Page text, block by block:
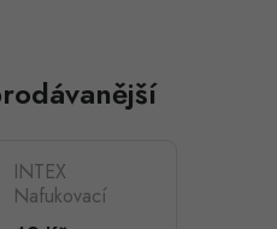
INTEX
Nafukovací
míč